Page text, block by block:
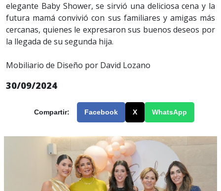
elegante Baby Shower, se sirvió una deliciosa cena y la
futura mamá convivió con sus familiares y amigas más
cercanas, quienes le expresaron sus buenos deseos por
la llegada de su segunda hija.
Mobiliario de Diseño por David Lozano
30/09/2024
Compartir: Facebook X WhatsApp